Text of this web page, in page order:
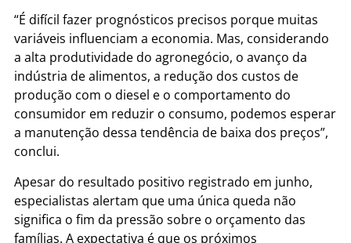
“É difícil fazer prognósticos precisos porque muitas
variáveis influenciam a economia. Mas, considerando
a alta produtividade do agronegócio, o avanço da
indústria de alimentos, a redução dos custos de
produção com o diesel e o comportamento do
consumidor em reduzir o consumo, podemos esperar
a manutenção dessa tendência de baixa dos preços”,
conclui.
Apesar do resultado positivo registrado em junho,
especialistas alertam que uma única queda não
significa o fim da pressão sobre o orçamento das
famílias. A expectativa é que os próximos